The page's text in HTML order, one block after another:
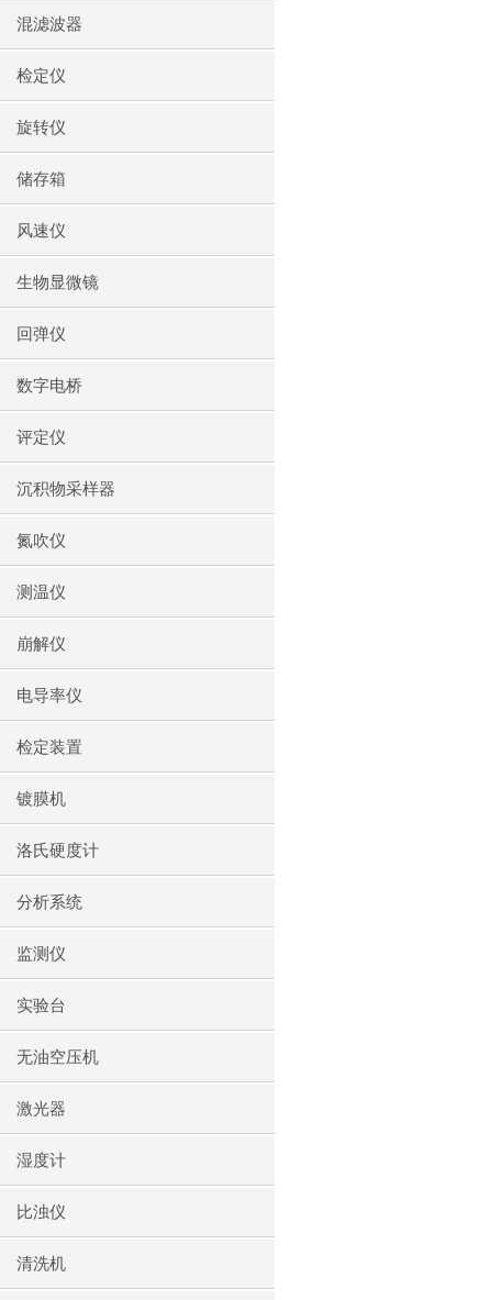
混滤波器
检定仪
旋转仪
储存箱
风速仪
生物显微镜
回弹仪
数字电桥
评定仪
沉积物采样器
氮吹仪
测温仪
崩解仪
电导率仪
检定装置
镀膜机
洛氏硬度计
分析系统
监测仪
实验台
无油空压机
激光器
湿度计
比浊仪
清洗机